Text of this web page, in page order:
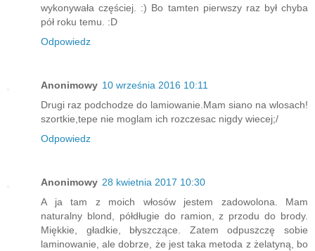
wykonywała częściej. :) Bo tamten pierwszy raz był chyba
pół roku temu. :D
Odpowiedz
Anonimowy 10 września 2016 10:11
Drugi raz podchodze do lamiowanie.Mam siano na wlosach!
szortkie,tepe nie moglam ich rozczesac nigdy wiecej;/
Odpowiedz
Anonimowy 28 kwietnia 2017 10:30
A ja tam z moich włosów jestem zadowolona. Mam
naturalny blond, półdługie do ramion, z przodu do brody.
Miękkie, gładkie, błyszczące. Zatem odpuszczę sobie
laminowanie, ale dobrze, że jest taka metoda z żelatyną, bo